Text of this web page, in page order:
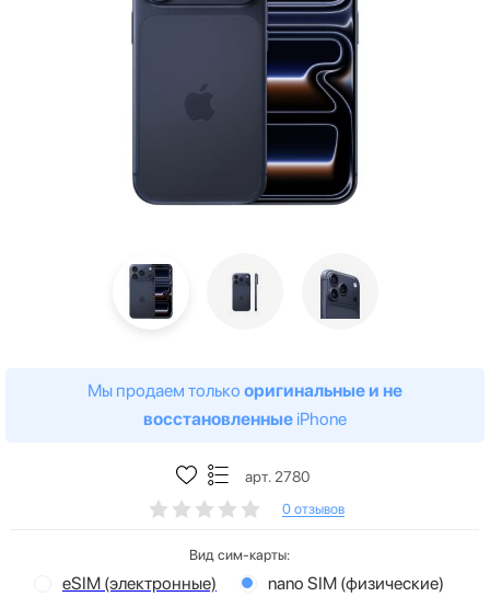
Мы продаем только оригинальные и не
восстановленные iPhone
арт. 2780
0 отзывов
Вид сим-карты:
eSIM (электронные) nano SIM (физические)